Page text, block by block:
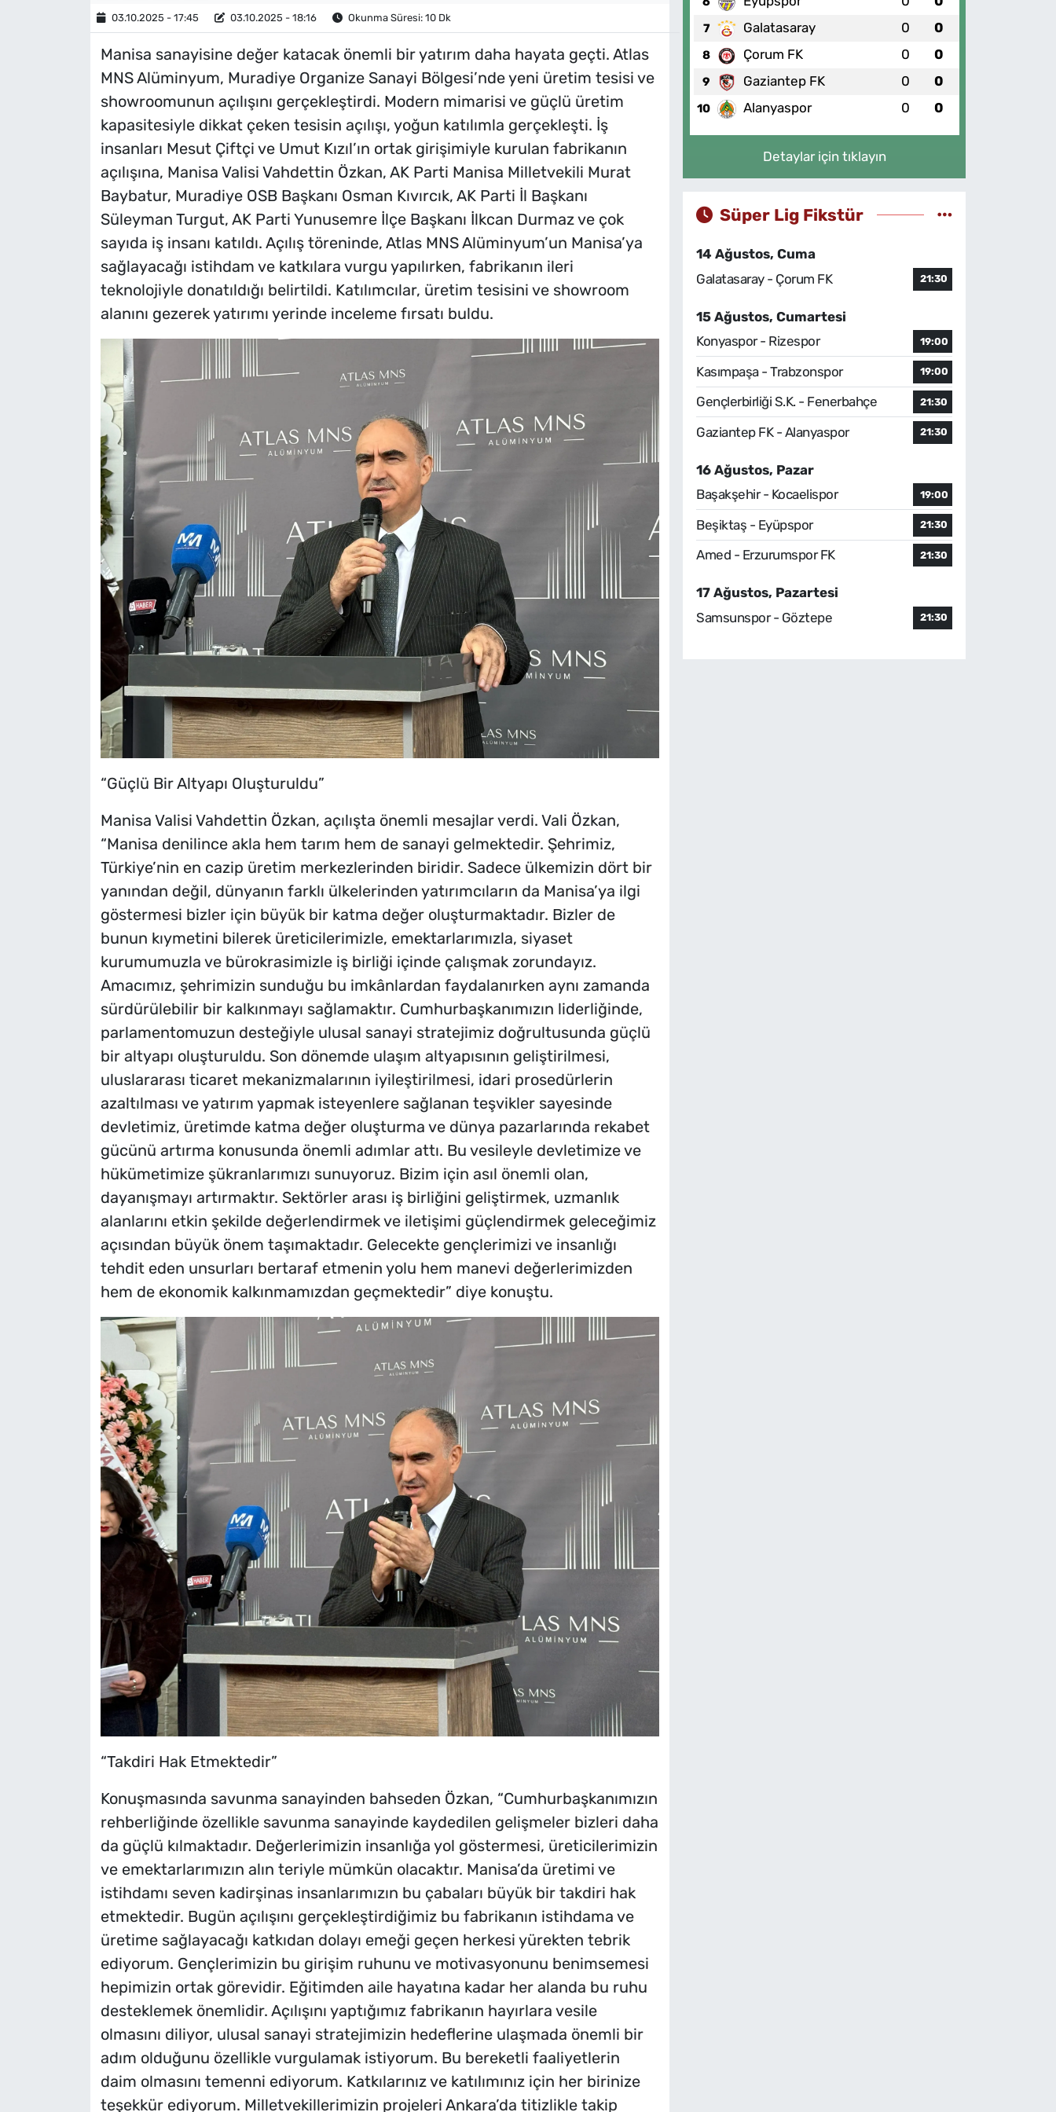
03.10.2025 - 17:45 03.10.2025 - 18:16 Okunma Süresi: 10 Dk
Manisa sanayisine değer katacak önemli bir yatırım daha hayata geçti. Atlas
MNS Alüminyum, Muradiye Organize Sanayi Bölgesi’nde yeni üretim tesisi ve
showroomunun açılışını gerçekleştirdi. Modern mimarisi ve güçlü üretim
kapasitesiyle dikkat çeken tesisin açılışı, yoğun katılımla gerçekleşti. İş
insanları Mesut Çiftçi ve Umut Kızıl’ın ortak girişimiyle kurulan fabrikanın
açılışına, Manisa Valisi Vahdettin Özkan, AK Parti Manisa Milletvekili Murat
Baybatur, Muradiye OSB Başkanı Osman Kıvırcık, AK Parti İl Başkanı
Süleyman Turgut, AK Parti Yunusemre İlçe Başkanı İlkcan Durmaz ve çok
sayıda iş insanı katıldı. Açılış töreninde, Atlas MNS Alüminyum’un Manisa’ya
sağlayacağı istihdam ve katkılara vurgu yapılırken, fabrikanın ileri
teknolojiyle donatıldığı belirtildi. Katılımcılar, üretim tesisini ve showroom
alanını gezerek yatırımı yerinde inceleme fırsatı buldu.
“Güçlü Bir Altyapı Oluşturuldu”
Manisa Valisi Vahdettin Özkan, açılışta önemli mesajlar verdi. Vali Özkan,
“Manisa denilince akla hem tarım hem de sanayi gelmektedir. Şehrimiz,
Türkiye’nin en cazip üretim merkezlerinden biridir. Sadece ülkemizin dört bir
yanından değil, dünyanın farklı ülkelerinden yatırımcıların da Manisa’ya ilgi
göstermesi bizler için büyük bir katma değer oluşturmaktadır. Bizler de
bunun kıymetini bilerek üreticilerimizle, emektarlarımızla, siyaset
kurumumuzla ve bürokrasimizle iş birliği içinde çalışmak zorundayız.
Amacımız, şehrimizin sunduğu bu imkânlardan faydalanırken aynı zamanda
sürdürülebilir bir kalkınmayı sağlamaktır. Cumhurbaşkanımızın liderliğinde,
parlamentomuzun desteğiyle ulusal sanayi stratejimiz doğrultusunda güçlü
bir altyapı oluşturuldu. Son dönemde ulaşım altyapısının geliştirilmesi,
uluslararası ticaret mekanizmalarının iyileştirilmesi, idari prosedürlerin
azaltılması ve yatırım yapmak isteyenlere sağlanan teşvikler sayesinde
devletimiz, üretimde katma değer oluşturma ve dünya pazarlarında rekabet
gücünü artırma konusunda önemli adımlar attı. Bu vesileyle devletimize ve
hükümetimize şükranlarımızı sunuyoruz. Bizim için asıl önemli olan,
dayanışmayı artırmaktır. Sektörler arası iş birliğini geliştirmek, uzmanlık
alanlarını etkin şekilde değerlendirmek ve iletişimi güçlendirmek geleceğimiz
açısından büyük önem taşımaktadır. Gelecekte gençlerimizi ve insanlığı
tehdit eden unsurları bertaraf etmenin yolu hem manevi değerlerimizden
hem de ekonomik kalkınmamızdan geçmektedir” diye konuştu.
“Takdiri Hak Etmektedir”
Konuşmasında savunma sanayinden bahseden Özkan, “Cumhurbaşkanımızın
rehberliğinde özellikle savunma sanayinde kaydedilen gelişmeler bizleri daha
da güçlü kılmaktadır. Değerlerimizin insanlığa yol göstermesi, üreticilerimizin
ve emektarlarımızın alın teriyle mümkün olacaktır. Manisa’da üretimi ve
istihdamı seven kadirşinas insanlarımızın bu çabaları büyük bir takdiri hak
etmektedir. Bugün açılışını gerçekleştirdiğimiz bu fabrikanın istihdama ve
üretime sağlayacağı katkıdan dolayı emeği geçen herkesi yürekten tebrik
ediyorum. Gençlerimizin bu girişim ruhunu ve motivasyonunu benimsemesi
hepimizin ortak görevidir. Eğitimden aile hayatına kadar her alanda bu ruhu
desteklemek önemlidir. Açılışını yaptığımız fabrikanın hayırlara vesile
olmasını diliyor, ulusal sanayi stratejimizin hedeflerine ulaşmada önemli bir
adım olduğunu özellikle vurgulamak istiyorum. Bu bereketli faaliyetlerin
daim olmasını temenni ediyorum. Katkılarınız ve katılımınız için her birinize
teşekkür ediyorum. Milletvekillerimizin projeleri Ankara’da titizlikle takip
7 Galatasaray 0 0
8 Çorum FK 0 0
9 Gaziantep FK 0 0
10 Alanyaspor 0 0
Detaylar için tıklayın
Süper Lig Fikstür
14 Ağustos, Cuma
Galatasaray - Çorum FK
21:30
15 Ağustos, Cumartesi
Konyaspor - Rizespor
19:00
Kasımpaşa - Trabzonspor 19:00
Gençlerbirliği S.K. - Fenerbahçe 21:30
Gaziantep FK - Alanyaspor 21:30
16 Ağustos, Pazar
Başakşehir - Kocaelispor
19:00
Beşiktaş - Eyüpspor 21:30
Amed - Erzurumspor FK 21:30
17 Ağustos, Pazartesi
Samsunspor - Göztepe
21:30